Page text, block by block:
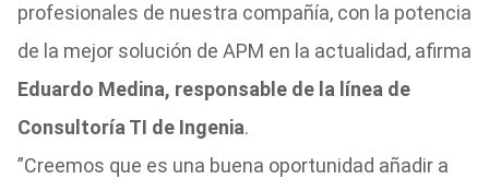
profesionales de nuestra compañía, con la potencia
de la mejor solución de APM en la actualidad, afirma
Eduardo Medina, responsable de la línea de
Consultoría TI de Ingenia.
”Creemos que es una buena oportunidad añadir a